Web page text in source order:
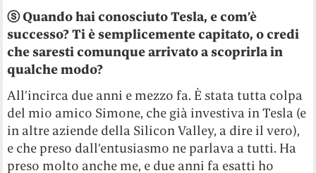
ⓢ Quando hai conosciuto Tesla, e com’è
successo? Ti è semplicemente capitato, o credi
che saresti comunque arrivato a scoprirla in
qualche modo?
All’incirca due anni e mezzo fa. È stata tutta colpa
del mio amico Simone, che già investiva in Tesla (e
in altre aziende della Silicon Valley, a dire il vero),
e che preso dall’entusiasmo ne parlava a tutti. Ha
preso molto anche me, e due anni fa esatti ho